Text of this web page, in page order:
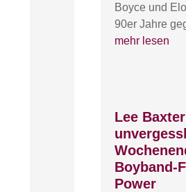
Boyce und
90er Jahre
mehr lesen
Lee
Boyband-
Power